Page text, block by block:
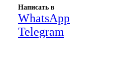
Написать в
WhatsApp
Telegram